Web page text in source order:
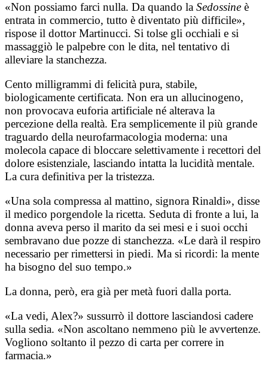
«Non possiamo farci nulla. Da quando la Sedossine è
entrata in commercio, tutto è diventato più difficile»,
rispose il dottor Martinucci. Si tolse gli occhiali e si
massaggiò le palpebre con le dita, nel tentativo di
alleviare la stanchezza.
Cento milligrammi di felicità pura, stabile,
biologicamente certificata. Non era un allucinogeno,
non provocava euforia artificiale né alterava la
percezione della realtà. Era semplicemente il più grande
traguardo della neurofarmacologia moderna: una
molecola capace di bloccare selettivamente i recettori del
dolore esistenziale, lasciando intatta la lucidità mentale.
La cura definitiva per la tristezza.
«Una sola compressa al mattino, signora Rinaldi», disse
il medico porgendole la ricetta. Seduta di fronte a lui, la
donna aveva perso il marito da sei mesi e i suoi occhi
sembravano due pozze di stanchezza. «Le darà il respiro
necessario per rimettersi in piedi. Ma si ricordi: la mente
ha bisogno del suo tempo.»
La donna, però, era già per metà fuori dalla porta.
«La vedi, Alex?» sussurrò il dottore lasciandosi cadere
sulla sedia. «Non ascoltano nemmeno più le avvertenze.
Vogliono soltanto il pezzo di carta per correre in
farmacia.»